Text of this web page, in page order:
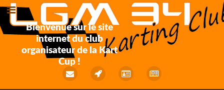
Bienvenue sur le site
internet du club
organisateur de la Kart
Cup !